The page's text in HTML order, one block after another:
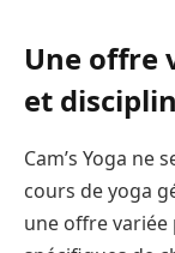
Une offre
et
Cam’s Yoga ne
cours de yoga
une offre